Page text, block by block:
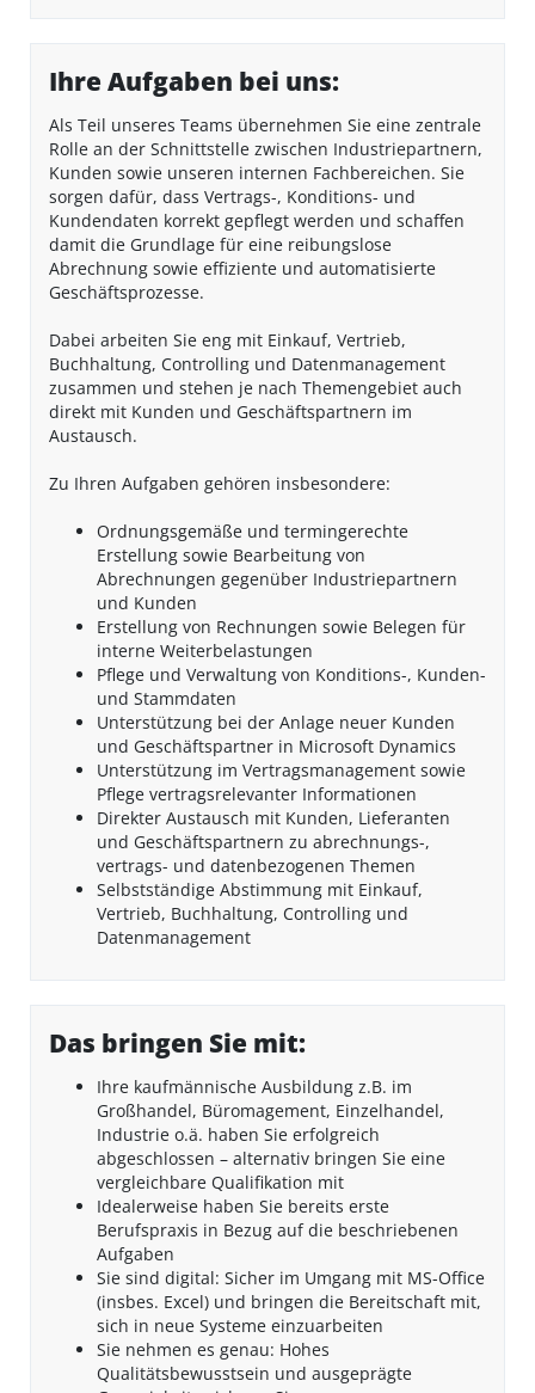
Ihre Aufgaben bei uns:
Als Teil unseres Teams übernehmen Sie eine zentrale
Rolle an der Schnittstelle zwischen Industriepartnern,
Kunden sowie unseren internen Fachbereichen. Sie
sorgen dafür, dass Vertrags-, Konditions- und
Kundendaten korrekt gepflegt werden und schaffen
damit die Grundlage für eine reibungslose
Abrechnung sowie effiziente und automatisierte
Geschäftsprozesse.
Dabei arbeiten Sie eng mit Einkauf, Vertrieb,
Buchhaltung, Controlling und Datenmanagement
zusammen und stehen je nach Themengebiet auch
direkt mit Kunden und Geschäftspartnern im
Austausch.
Zu Ihren Aufgaben gehören insbesondere:
Ordnungsgemäße und termingerechte
Erstellung sowie Bearbeitung von
Abrechnungen gegenüber Industriepartnern
und Kunden
Erstellung von Rechnungen sowie Belegen für
interne Weiterbelastungen
Pflege und Verwaltung von Konditions-, Kunden-
und Stammdaten
Unterstützung bei der Anlage neuer Kunden
und Geschäftspartner in Microsoft Dynamics
Unterstützung im Vertragsmanagement sowie
Pflege vertragsrelevanter Informationen
Direkter Austausch mit Kunden, Lieferanten
und Geschäftspartnern zu abrechnungs-,
vertrags- und datenbezogenen Themen
Selbstständige Abstimmung mit Einkauf,
Vertrieb, Buchhaltung, Controlling und
Datenmanagement
Das bringen Sie mit:
Ihre kaufmännische Ausbildung z.B. im
Großhandel, Büromagement, Einzelhandel,
Industrie o.ä. haben Sie erfolgreich
abgeschlossen – alternativ bringen Sie eine
vergleichbare Qualifikation mit
Idealerweise haben Sie bereits erste
Berufspraxis in Bezug auf die beschriebenen
Aufgaben
Sie sind digital: Sicher im Umgang mit MS-Office
(insbes. Excel) und bringen die Bereitschaft mit,
sich in neue Systeme einzuarbeiten
Sie nehmen es genau: Hohes
Qualitätsbewusstsein und ausgeprägte